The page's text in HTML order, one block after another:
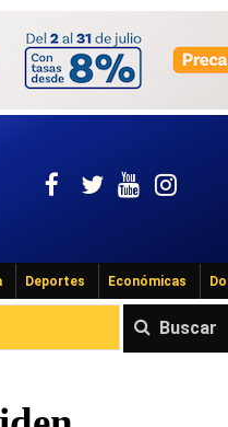
Deportes Económicas
Buscar